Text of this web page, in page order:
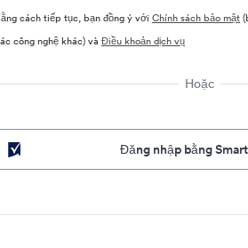
cách tiếp tục, bạn đồng ý với Chính sách bảo mật
công nghệ khác) và Điều khoản dịch vụ
Hoặc
Đăng nhập bằng